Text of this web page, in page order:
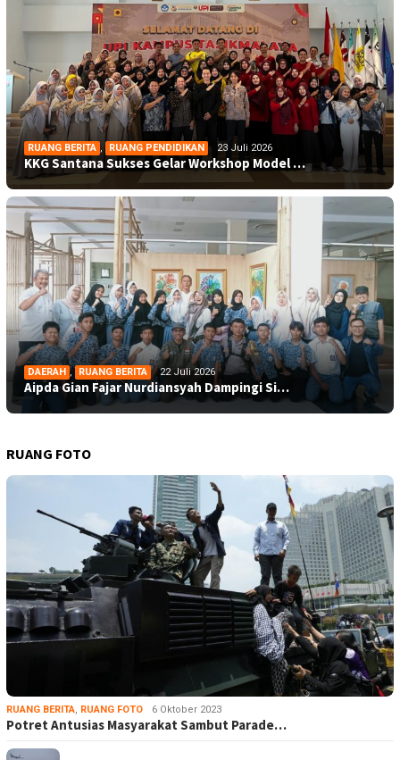
RUANG BERITA , RUANG PENDIDIKAN 23 Juli 2026
KKG Santana Sukses Gelar Workshop Model …
DAERAH , RUANG BERITA 22 Juli 2026
Aipda Gian Fajar Nurdiansyah Dampingi Si…
RUANG FOTO
RUANG BERITA, RUANG FOTO 6 Oktober 2023
Potret Antusias Masyarakat Sambut Parade…